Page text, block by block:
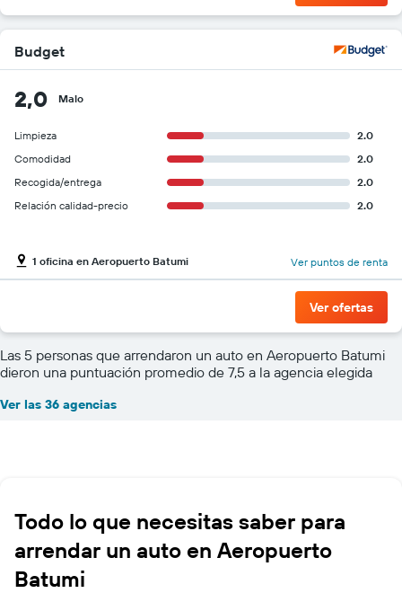
Budget
2,0 Malo
Limpieza
2.0
Comodidad
2.0
Recogida/entrega
2.0
Relación calidad-precio
2.0
1 oficina en Aeropuerto Batumi Ver puntos de renta
Ver ofertas
Las 5 personas que arrendaron un auto en Aeropuerto Batumi
dieron una puntuación promedio de 7,5 a la agencia elegida
Ver las 36 agencias
Todo lo que necesitas saber para
arrendar un auto en Aeropuerto
Batumi